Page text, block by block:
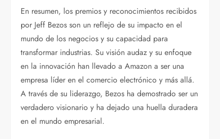
En resumen, los premios y reconocimientos recibidos
por Jeff Bezos son un reflejo de su impacto en el
mundo de los negocios y su capacidad para
transformar industrias. Su visión audaz y su enfoque
en la innovación han llevado a Amazon a ser una
empresa líder en el comercio electrónico y más allá.
A través de su liderazgo, Bezos ha demostrado ser un
verdadero visionario y ha dejado una huella duradera
en el mundo empresarial.